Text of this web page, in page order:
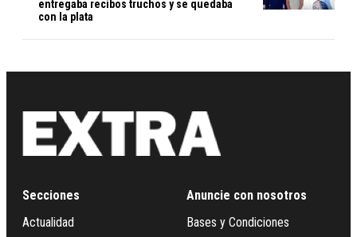
entregaba recibos truchos y se quedaba
con la plata
Secciones
Actualidad
Anuncie con nosotros
Bases y Condiciones